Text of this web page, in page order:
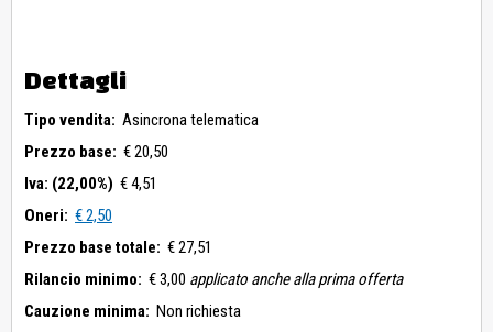
Dettagli
Tipo vendita: Asincrona telematica
Prezzo base: € 20,50
Iva: (22,00%) € 4,51
Oneri: € 2,50
Prezzo base totale: € 27,51
Rilancio minimo: € 3,00 applicato anche alla prima offerta
Cauzione minima: Non richiesta